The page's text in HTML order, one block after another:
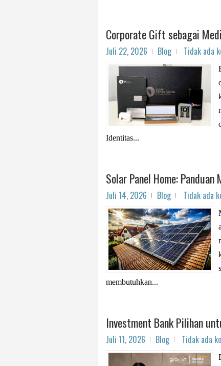
Corporate Gift sebagai
Juli 22, 2026 Blog Tidak ada
Identitas...
Solar Panel Home:
Juli 14, 2026 Blog Tidak ada
membutuhkan...
Investment Bank Pilihan
Juli 11, 2026 Blog Tidak ada